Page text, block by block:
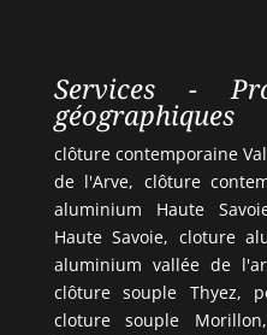
Services -
géographiques
clôture contemporaine
de l'Arve, clôture
aluminium Haute
Haute Savoie, cloture
aluminium vallée de
clôture souple Thyez,
cloture souple